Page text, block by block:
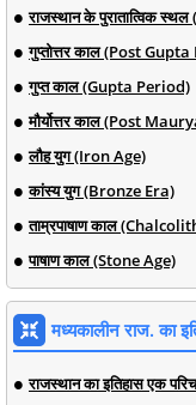
राजस्थान के पुरातात्विक
गुप्तोत्तर काल (Post
गुप्त काल (Gupta Period)
मौर्योत्तर काल (Post
लौह युग (Iron Age)
कांस्य युग (Bronze Era)
ताम्रपाषाण काल
पाषाण काल (Stone Age)
मध्यकालीन राज. का
राजस्थान का इतिहास एक